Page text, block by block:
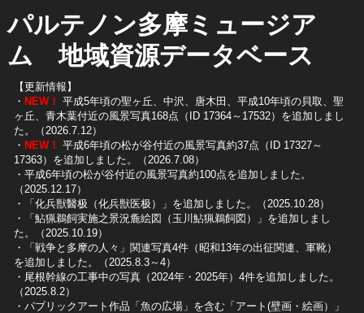
パルテノン多摩ミュージア
ム 地域資源データベース
【更新情報】
・ NEW！ 平成5年頃の聖ヶ丘、中沢、唐木田、平成10年頃の貝取、聖
ヶ丘、青木葉付近の風景写真168点（ID 17364～17532）を追加しまし
た。（2026.7.12）
・ NEW！ 平成6年頃の松が谷付近の風景写真約37点（ID 17327～
17363）を追加しました。（2026.7.08）
・平成6年頃の松が谷付近の風景写真約100点を追加しました。
（2025.12.17）
・「化兵獣醫极（化兵獣医极）」を追加しました。（2025.10.28）
・「鮎猟鵜飼実施之景況麁絵図（玉川鮎猟鵜飼図）」を追加しまし
た。（2025.10.19）
​・「戦争と多摩の人々」関連写真4件（昭和13年の出征関連、軍靴）
を追加しました。（2025.8.3～4）
​・尾根幹線の工事中の写真（2024年・2025年）4件を追加しました。
（2025.8.2）
​・パブリックアート作品「魚の広場」を含む「アート(壁画・絵画）」